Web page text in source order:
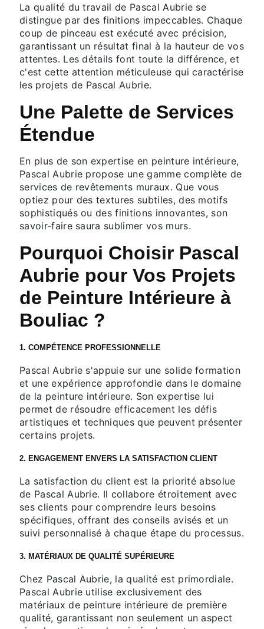
La qualité du travail de Pascal Aubrie se
distingue par des finitions impeccables. Chaque
coup de pinceau est exécuté avec précision,
garantissant un résultat final à la hauteur de vos
attentes. Les détails font toute la différence, et
c'est cette attention méticuleuse qui caractérise
les projets de Pascal Aubrie.
Une Palette de Services
Étendue
En plus de son expertise en peinture intérieure,
Pascal Aubrie propose une gamme complète de
services de revêtements muraux. Que vous
optiez pour des textures subtiles, des motifs
sophistiqués ou des finitions innovantes, son
savoir-faire saura sublimer vos murs.
Pourquoi Choisir Pascal
Aubrie pour Vos Projets
de Peinture Intérieure à
Bouliac ?
1. COMPÉTENCE PROFESSIONNELLE
Pascal Aubrie s'appuie sur une solide formation
et une expérience approfondie dans le domaine
de la peinture intérieure. Son expertise lui
permet de résoudre efficacement les défis
artistiques et techniques que peuvent présenter
certains projets.
2. ENGAGEMENT ENVERS LA SATISFACTION CLIENT
La satisfaction du client est la priorité absolue
de Pascal Aubrie. Il collabore étroitement avec
ses clients pour comprendre leurs besoins
spécifiques, offrant des conseils avisés et un
suivi personnalisé à chaque étape du processus.
3. MATÉRIAUX DE QUALITÉ SUPÉRIEURE
Chez Pascal Aubrie, la qualité est primordiale.
Pascal Aubrie utilise exclusivement des
matériaux de peinture intérieure de première
qualité, garantissant non seulement un aspect